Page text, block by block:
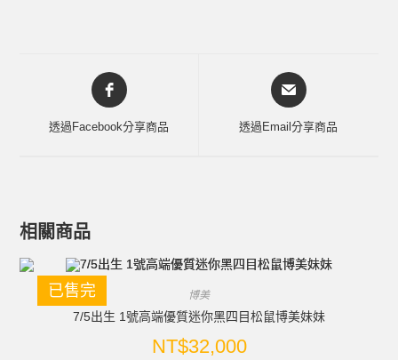
透過Facebook分享商品 透過Email分享商品
相關商品
已售完 博美
7/5出生 1號高端優質迷你黑四目松鼠博美妹妹
NT$32,000